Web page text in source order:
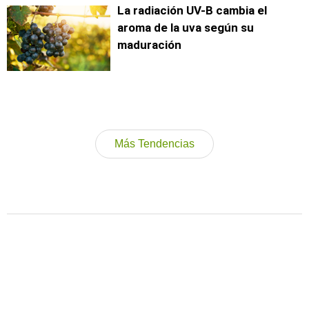
La radiación UV-B cambia el
aroma de la uva según su
maduración
Más Tendencias